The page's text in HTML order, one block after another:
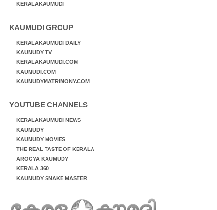
KERALAKAUMUDI
KAUMUDI GROUP
KERALAKAUMUDI DAILY
KAUMUDY TV
KERALAKAUMUDI.COM
KAUMUDI.COM
KAUMUDYMATRIMONY.COM
YOUTUBE CHANNELS
KERALAKAUMUDI NEWS
KAUMUDY
KAUMUDY MOVIES
THE REAL TASTE OF KERALA
AROGYA KAUMUDY
KERALA 360
KAUMUDY SNAKE MASTER